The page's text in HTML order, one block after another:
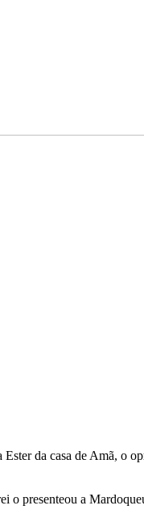
da casa de Amã, o
o presenteou a